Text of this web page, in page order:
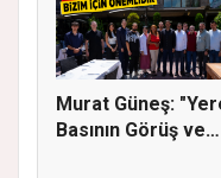
Murat Güneş:
Basının Görüş ve